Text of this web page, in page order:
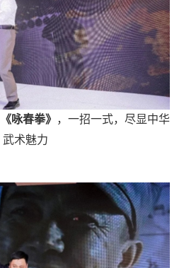
《咏春拳》 ，一招一式，尽显中华
武术魅力